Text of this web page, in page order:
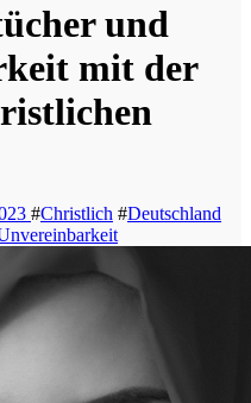
und
mit der
#Christlich #Deutschland